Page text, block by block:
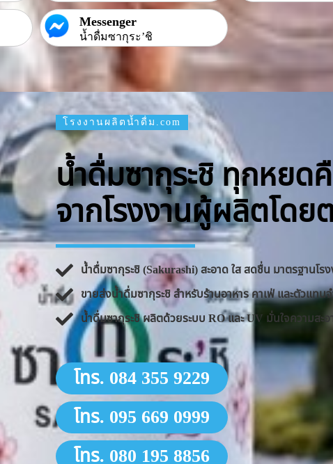
Messenger
น้ำดื่มซากุระ’ชิ
โรงงานผลิตน้ำดื่ม.com
น้ำดื่มซากุระชิ ทุกหยดคื
จากโรงงานผู้ผลิตโดย
น้ำดื่มซากุระชิ (Sakurashi) สะอาด ใส สดชื่น มาตรฐานโรง
ขายส่งน้ำดื่มซากุระชิ สำหรับร้านอาหาร คาเฟ่ และตัวแทนจ
น้ำดื่มซากุระชิ ผลิตด้วยระบบ RO และ UV มั่นใจความสะ
โทร. 084 355 9229
โทร. 095 669 0999
โทร. 080 195 8856